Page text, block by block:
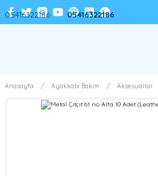
Anasayfa Ayakkabı Bakım Aksesuarlar
05416322186 05416322186